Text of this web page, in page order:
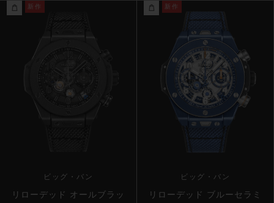
新作
ビッグ・バン
リローデッド オールブラッ
新作
ビッグ・バン
リローデッド ブルーセラミ